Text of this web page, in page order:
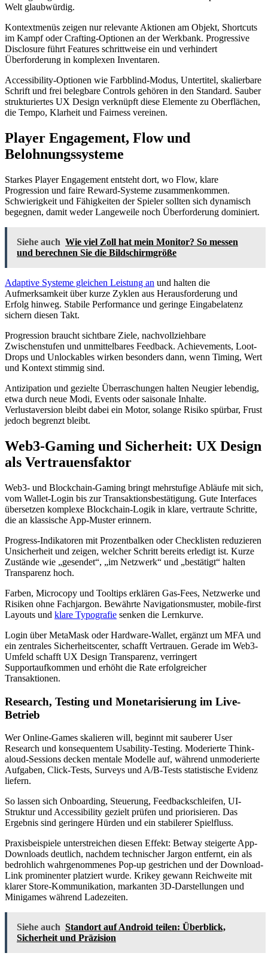
Welt glaubwürdig.
Kontextmenüs zeigen nur relevante Aktionen am Objekt, Shortcuts
im Kampf oder Crafting-Optionen an der Werkbank. Progressive
Disclosure führt Features schrittweise ein und verhindert
Überforderung in komplexen Inventaren.
Accessibility-Optionen wie Farbblind-Modus, Untertitel, skalierbare
Schrift und frei belegbare Controls gehören in den Standard. Sauber
strukturiertes UX Design verknüpft diese Elemente zu Oberflächen,
die Tempo, Klarheit und Fairness vereinen.
Player Engagement, Flow und
Belohnungssysteme
Starkes Player Engagement entsteht dort, wo Flow, klare
Progression und faire Reward-Systeme zusammenkommen.
Schwierigkeit und Fähigkeiten der Spieler sollten sich dynamisch
begegnen, damit weder Langeweile noch Überforderung dominiert.
Siehe auch Wie viel Zoll hat mein Monitor? So messen
und berechnen Sie die Bildschirmgröße
Adaptive Systeme gleichen Leistung an und halten die
Aufmerksamkeit über kurze Zyklen aus Herausforderung und
Erfolg hinweg. Stabile Performance und geringe Eingabelatenz
sichern diesen Takt.
Progression braucht sichtbare Ziele, nachvollziehbare
Zwischenstufen und unmittelbares Feedback. Achievements, Loot-
Drops und Unlockables wirken besonders dann, wenn Timing, Wert
und Kontext stimmig sind.
Antizipation und gezielte Überraschungen halten Neugier lebendig,
etwa durch neue Modi, Events oder saisonale Inhalte.
Verlustaversion bleibt dabei ein Motor, solange Risiko spürbar, Frust
jedoch begrenzt bleibt.
Web3-Gaming und Sicherheit: UX Design
als Vertrauensfaktor
Web3- und Blockchain-Gaming bringt mehrstufige Abläufe mit sich,
vom Wallet-Login bis zur Transaktionsbestätigung. Gute Interfaces
übersetzen komplexe Blockchain-Logik in klare, vertraute Schritte,
die an klassische App-Muster erinnern.
Progress-Indikatoren mit Prozentbalken oder Checklisten reduzieren
Unsicherheit und zeigen, welcher Schritt bereits erledigt ist. Kurze
Zustände wie „gesendet“, „im Netzwerk“ und „bestätigt“ halten
Transparenz hoch.
Farben, Microcopy und Tooltips erklären Gas-Fees, Netzwerke und
Risiken ohne Fachjargon. Bewährte Navigationsmuster, mobile-first
Layouts und klare Typografie senken die Lernkurve.
Login über MetaMask oder Hardware-Wallet, ergänzt um MFA und
ein zentrales Sicherheitscenter, schafft Vertrauen. Gerade im Web3-
Umfeld schafft UX Design Transparenz, verringert
Supportaufkommen und erhöht die Rate erfolgreicher
Transaktionen.
Research, Testing und Monetarisierung im Live-
Betrieb
Wer Online-Games skalieren will, beginnt mit sauberer User
Research und konsequentem Usability-Testing. Moderierte Think-
aloud-Sessions decken mentale Modelle auf, während unmoderierte
Aufgaben, Click-Tests, Surveys und A/B-Tests statistische Evidenz
liefern.
So lassen sich Onboarding, Steuerung, Feedbackschleifen, UI-
Struktur und Accessibility gezielt prüfen und priorisieren. Das
Ergebnis sind geringere Hürden und ein stabilerer Spielfluss.
Praxisbeispiele unterstreichen diesen Effekt: Betway steigerte App-
Downloads deutlich, nachdem technischer Jargon entfernt, ein als
bedrohlich wahrgenommenes Pop-up gestrichen und der Download-
Link prominenter platziert wurde. Krikey gewann Reichweite mit
klarer Store-Kommunikation, markanten 3D-Darstellungen und
Minigames während Ladezeiten.
Siehe auch Standort auf Android teilen: Überblick,
Sicherheit und Präzision